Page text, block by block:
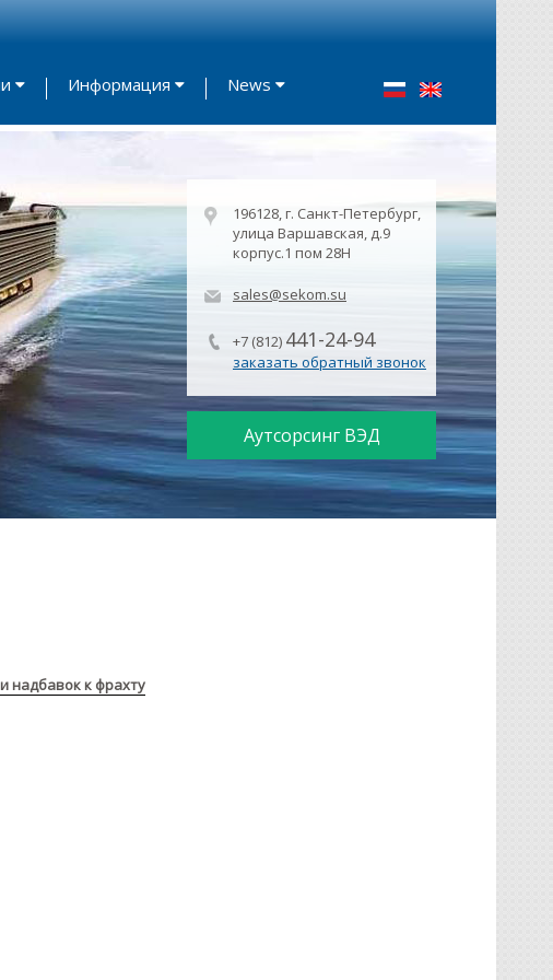
Информация News
196128, г. Санкт-Петербург,
улица Варшавская, д.9
корпус.1 пом 28Н
sales@sekom.su
+7 (812) 441-24-94
заказать обратный звонок
Аутсорсинг ВЭД
надбавок к фрахту